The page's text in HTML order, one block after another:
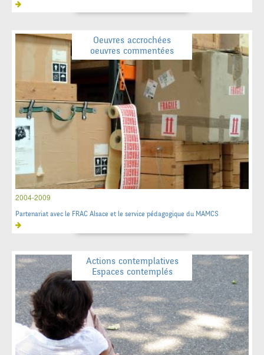
Oeuvres accrochées
oeuvres commentées
2004-2009
Partenariat avec le FRAC Alsace et le service pédagogique du MAMCS
Actions contemplatives
Espaces contemplés